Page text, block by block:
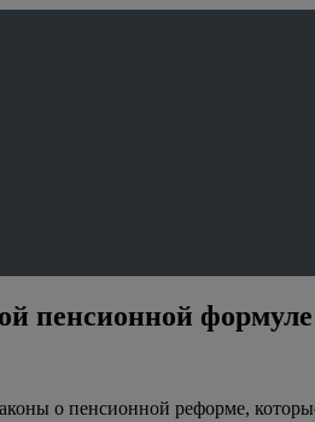
пенсионной формуле
о пенсионной реформе,